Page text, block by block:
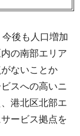
後も人口増加
の南部エリア
ないことか
スへの高いニ
港北区北部エ
ービス拠点を